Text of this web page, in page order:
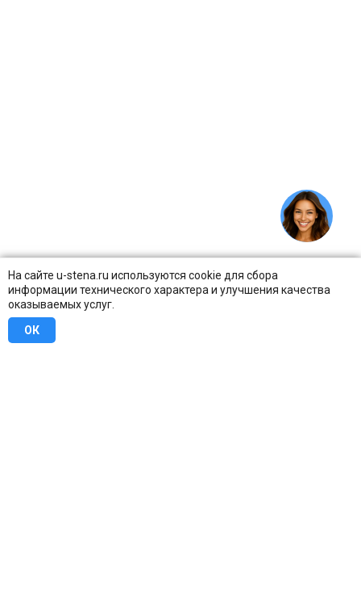
На сайте u-stena.ru используются cookie для сбора
информации технического характера и улучшения качества
оказываемых услуг.
ОК